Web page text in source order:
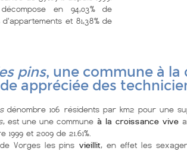
en 94,03% de
d'appartements et 81,38% de
pins, une commune à la
appréciée des
dénombre 106 résidents par km2 pour une
, est une une commune à la croissance vive
et 2009 de 21.61%.
Vorges les pins vieillit, en effet les